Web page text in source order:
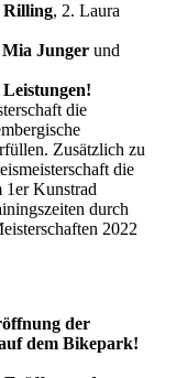
Rilling, 2. Laura
Junger und
die
Zusätzlich zu
die
1er Kunstrad
durch
2022
der
dem Bikepark!